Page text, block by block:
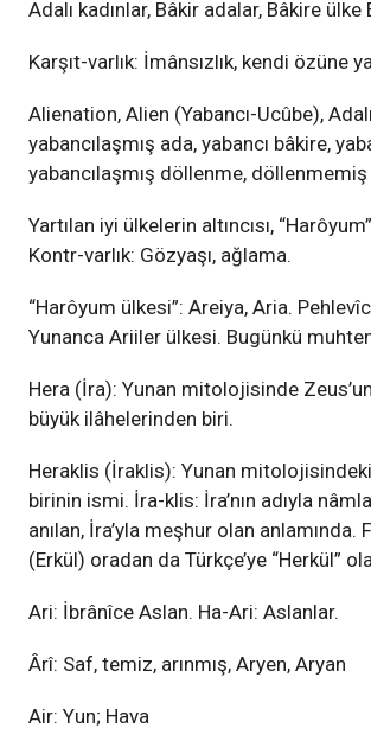
Adalı kadınlar, Bâkir adalar, Bâkire ülke
Karşıt-varlık: İmânsızlık, kendi özüne
Alienation, Alien (Yabancı-Ucûbe),
yabancılaşmış ada, yabancı bâkire,
yabancılaşmış döllenme, döllenmemiş
Yartılan iyi ülkelerin altıncısı,
Kontr-varlık: Gözyaşı, ağlama.
“Harôyum ülkesi”: Areiya, Aria.
Yunanca Ariiler ülkesi. Bugünkü
Hera (İra): Yunan mitolojisinde
büyük ilâhelerinden biri.
Heraklis (İraklis): Yunan
birinin ismi. İra-klis: İra’nın adıyla
anılan, İra’yla meşhur olan anlamında.
(Erkül) oradan da Türkçe’ye “Herkül”
Ari: İbrânîce Aslan. Ha-Ari: Aslanlar.
Ârî: Saf, temiz, arınmış, Aryen, Aryan
Air: Yun; Hava